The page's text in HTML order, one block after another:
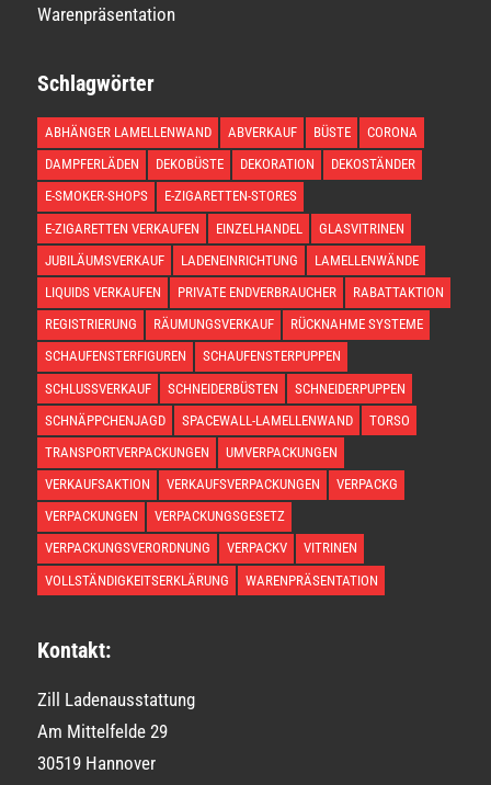
Warenpräsentation
Schlagwörter
ABHÄNGER LAMELLENWAND ABVERKAUF BÜSTE
CORONA
DAMPFERLÄDEN
DEKOBÜSTE DEKORATION
DEKOSTÄNDER
E-SMOKER-SHOPS
E-ZIGARETTEN-STORES
E-ZIGARETTEN VERKAUFEN
EINZELHANDEL
GLASVITRINEN
JUBILÄUMSVERKAUF
LADENEINRICHTUNG
LAMELLENWÄNDE
LIQUIDS VERKAUFEN
PRIVATE ENDVERBRAUCHER
RABATTAKTION
REGISTRIERUNG
RÄUMUNGSVERKAUF
RÜCKNAHME SYSTEME
SCHAUFENSTERFIGUREN
SCHAUFENSTERPUPPEN
SCHLUSSVERKAUF
SCHNEIDERBÜSTEN
SCHNEIDERPUPPEN
SCHNÄPPCHENJAGD
SPACEWALL-LAMELLENWAND
TORSO
TRANSPORTVERPACKUNGEN
UMVERPACKUNGEN
VERKAUFSAKTION
VERKAUFSVERPACKUNGEN
VERPACKG
VERPACKUNGEN
VERPACKUNGSGESETZ
VERPACKUNGSVERORDNUNG
VERPACKV
VITRINEN
VOLLSTÄNDIGKEITSERKLÄRUNG
WARENPRÄSENTATION
Kontakt:
Zill Ladenausstattung
Am Mittelfelde 29
30519 Hannover